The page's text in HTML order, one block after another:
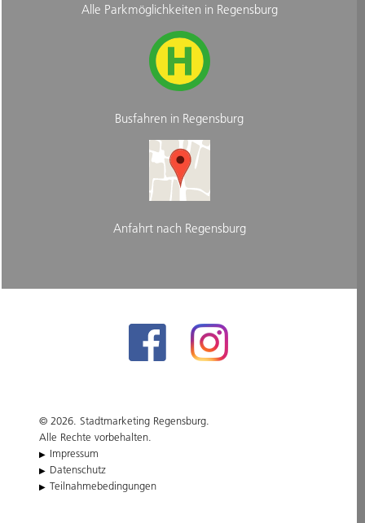
Alle Parkmöglichkeiten in Regensburg
Busfahren in Regensburg
Anfahrt nach Regensburg
© 2026. Stadtmarketing Regensburg.
Alle Rechte vorbehalten.
Impressum
Datenschutz
Teilnahmebedingungen